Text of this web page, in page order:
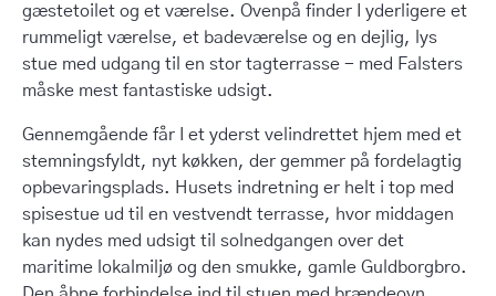
gæstetoilet og et værelse. Ovenpå finder I yderligere et
rummeligt værelse, et badeværelse og en dejlig, lys
stue med udgang til en stor tagterrasse - med Falsters
måske mest fantastiske udsigt.
Gennemgående får I et yderst velindrettet hjem med et
stemningsfyldt, nyt køkken, der gemmer på fordelagtig
opbevaringsplads. Husets indretning er helt i top med
spisestue ud til en vestvendt terrasse, hvor middagen
kan nydes med udsigt til solnedgangen over det
maritime lokalmiljø og den smukke, gamle Guldborgbro.